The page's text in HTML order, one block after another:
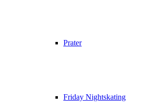
Prater
Friday Nightskating